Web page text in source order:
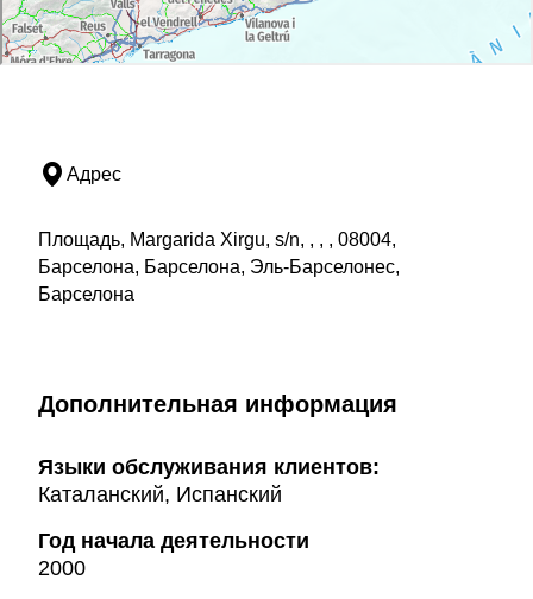
Адрес
Площадь, Margarida Xirgu, s/n, , , , 08004,
Барселона, Барселона, Эль-Барселонес,
Барселона
Дополнительная информация
Языки обслуживания клиентов:
Каталанский, Испанский
Год начала деятельности
2000